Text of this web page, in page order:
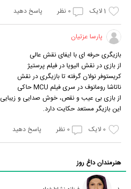
1لایک 0 نظر پاسخ دهید
پارسا عزتیان
بازیگری حرفه ای با ایفای نقش عالی
از بازی در نقش الیویا در فیلم پرستیژ
کریستوفر نولان گرفته تا بازیگری در نقش
ناتاشا رومانوف در سری فیلم MCU حاکی
از بازی بی عیب و نقص، خوش صدایی و زیبایی
این بازیگر مستعد حکایت دارد.
0 لایک 0 نظر پاسخ دهید
هنرمندان داغ روز